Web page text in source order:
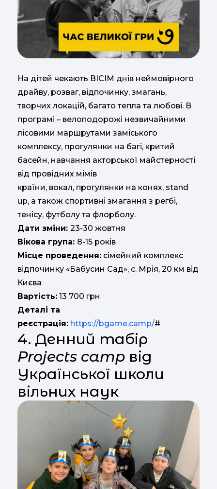
На дітей чекають ВІСІМ днів неймовірного
драйву, розваг, відпочинку, змагань,
творчих локацій, багато тепла та любові. В
програмі – велоподорожі незвичайними
лісовими маршрутами заміського
комплексу, прогулянки на багі, критий
басейн, навчання акторської майстерності
від провідних мімів
країни, вокал, прогулянки на конях, stand
up, а також спортивні змагання з регбі,
тенісу, футболу та флорболу.
Дати зміни: 23-30 жовтня
Вікова група: 8-15 років
Місце проведення: сімейний комплекс
відпочинку «Бабусин Сад», с. Мрія, 20 км від
Києва
Вартість: 13 700 грн
Деталі та
реєстрація: https://bgame.camp/#
4. Денний табір
Projects camp від
Української школи
вільних наук